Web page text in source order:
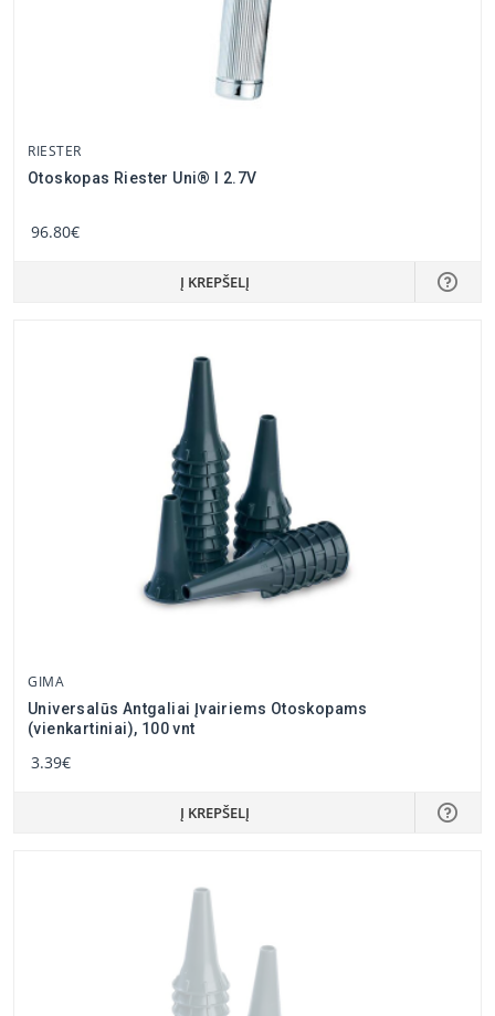
RIESTER
Otoskopas Riester Uni® I 2.7V
96.80€
Į KREPŠELĮ
GIMA
Universalūs Antgaliai Įvairiems Otoskopams
(vienkartiniai), 100 vnt
3.39€
Į KREPŠELĮ